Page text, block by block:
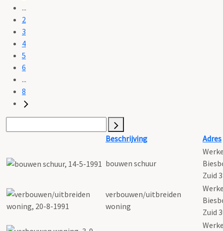
...
2
3
4
5
6
...
8
Beschrijving Adres
bouwen schuur
Zuid
verbouwen/uitbreiden
woning
Zuid